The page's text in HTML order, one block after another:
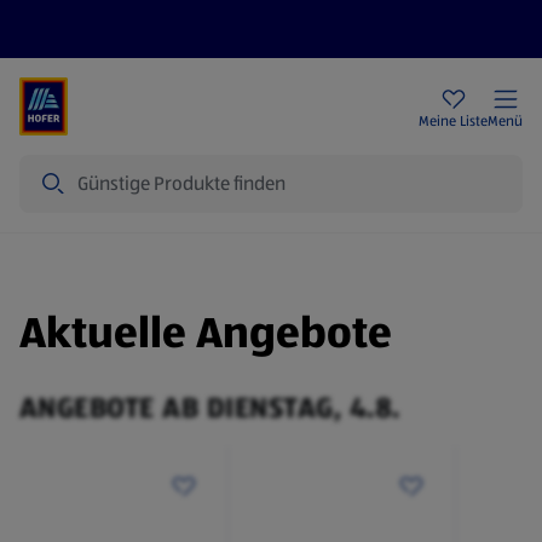
Meine ListeMenü
Aktuelle Angebote
ANGEBOTE AB DIENSTAG, 4.8.